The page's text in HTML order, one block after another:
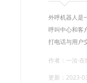
外呼机器人是
呼叫中心和客
打电话与用户
作者：一洽·
更新：2023-